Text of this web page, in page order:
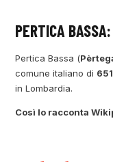
PERTICA
Pertica Bassa (
comune italiano di
in Lombardia.
Così lo racconta